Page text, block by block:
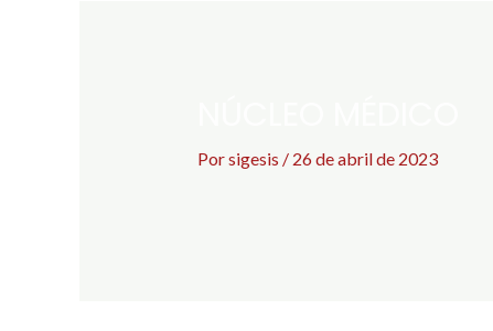
Porsigesis / 26 de abril de 2023